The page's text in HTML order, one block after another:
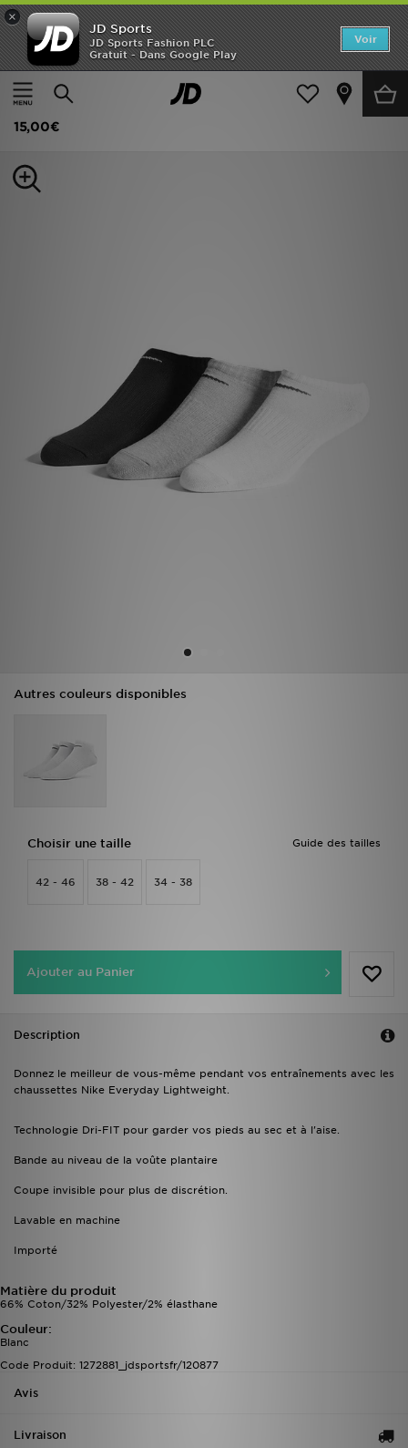
×
JD Sports
JD Sports Fashion PLC
Gratuit - Dans Google Play
Voir
Accueil
Femme Accessoires Femme Chaussettes
Nike Lot de 3 paires de chaussettes basses
15,00€
Autres couleurs disponibles
Guide des tailles
Choisir une taille
42 - 46 38 - 42 34 - 38
Ajouter au Panier
Description
Donnez le meilleur de vous-même pendant vos entraînements avec les
chaussettes Nike Everyday Lightweight.
Technologie Dri-FIT pour garder vos pieds au sec et à l'aise.
Bande au niveau de la voûte plantaire
Coupe invisible pour plus de discrétion.
Lavable en machine
Importé
Matière du produit
66% Coton/32% Polyester/2% élasthane
Couleur:
Blanc
Code Produit: 1272881_jdsportsfr/120877
Avis
Livraison
Accueil
Nouveautés
Enfant
Mon JD